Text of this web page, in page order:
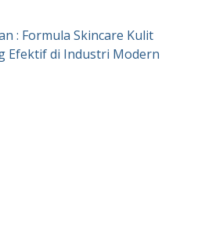
: Formula Skincare Kulit
Efektif di Industri Modern